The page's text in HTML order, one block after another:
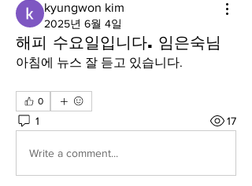
kyungwon kim
2025년 6월 4일
해피 수요일입니다. 임은숙님
아침에 뉴스 잘 듣고 있습니다.
0
1 17
Write a comment...